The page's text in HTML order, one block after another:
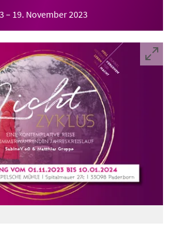
– 19. November 2023